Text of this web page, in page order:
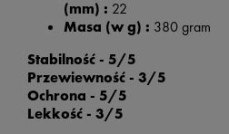
(mm) : 22
Masa (w g) : 380 gram
Stabilność - 5/5
Przewiewność - 3/5
Ochrona - 5/5
Lekkość - 3/5